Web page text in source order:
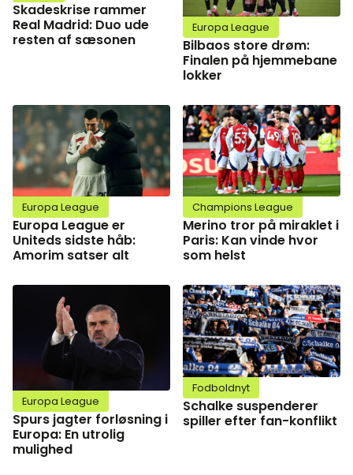
Skadeskrise rammer
Real Madrid: Duo ude
resten af sæsonen
Europa League
Bilbaos store drøm:
Finalen på hjemmebane
lokker
Europa League
Europa League er
Uniteds sidste håb:
Amorim satser alt
Champions League
Merino tror på miraklet i
Paris: Kan vinde hvor
som helst
Europa League
Spurs jagter forløsning i
Europa: En utrolig
mulighed
Fodboldnyt
Schalke suspenderer
spiller efter fan-konflikt